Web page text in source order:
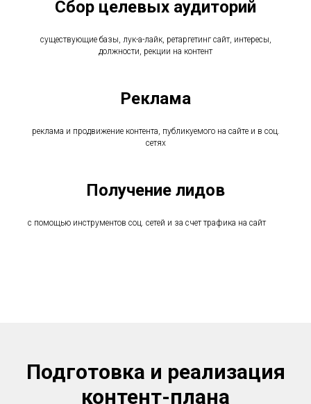
Сбор целевых аудиторий
существующие базы, лук-а-лайк, ретаргетинг сайт, интересы,
должности, рекции на контент
Реклама
реклама и продвижение контента, публикуемого на сайте и в соц.
сетях
Получение лидов
с помощью инструментов соц. сетей и за счет трафика на сайт
Подготовка и реализация
контент-плана